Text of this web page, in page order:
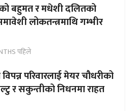
बहुमत र मधेशी दलितको
लोकतन्त्रमाथि गम्भीर
पहिले
परिवारलाई मेयर चौधरीको
र सकुन्तीको निधनमा राहत